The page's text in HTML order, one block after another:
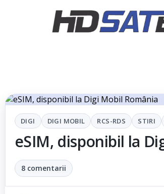
DIGI DIGI MOBIL RCS-RDS STIRI
eSIM, disponibil la
8 comentarii